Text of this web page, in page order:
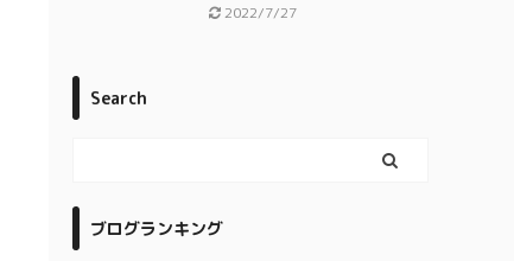
2022/7/27
Search
ブログランキング